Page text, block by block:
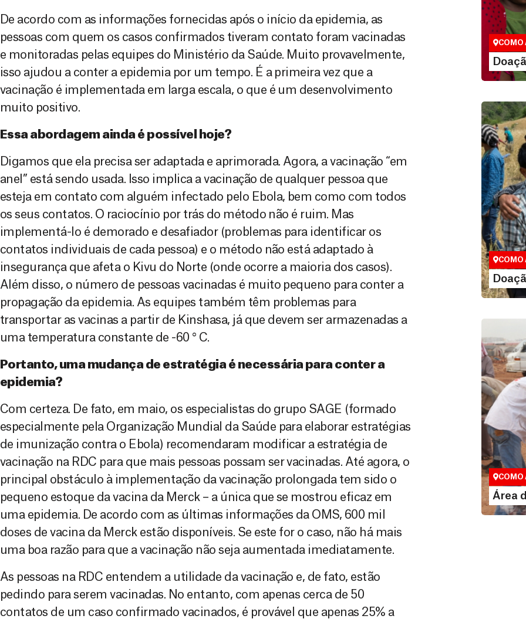
De acordo com as informações fornecidas após o início da epidemia, as
pessoas com quem os casos confirmados tiveram contato foram vacinadas
e monitoradas pelas equipes do Ministério da Saúde. Muito provavelmente,
isso ajudou a conter a epidemia por um tempo. É a primeira vez que a
vacinação é implementada em larga escala, o que é um desenvolvimento
muito positivo.
Essa abordagem ainda é possível hoje?
Digamos que ela precisa ser adaptada e aprimorada. Agora, a vacinação “em
anel” está sendo usada. Isso implica a vacinação de qualquer pessoa que
esteja em contato com alguém infectado pelo Ebola, bem como com todos
os seus contatos. O raciocínio por trás do método não é ruim. Mas
implementá-lo é demorado e desafiador (problemas para identificar os
contatos individuais de cada pessoa) e o método não está adaptado à
insegurança que afeta o Kivu do Norte (onde ocorre a maioria dos casos).
Além disso, o número de pessoas vacinadas é muito pequeno para conter a
propagação da epidemia. As equipes também têm problemas para
transportar as vacinas a partir de Kinshasa, já que devem ser armazenadas a
uma temperatura constante de -60 ° C.
Portanto, uma mudança de estratégia é necessária para conter a
epidemia?
Com certeza. De fato, em maio, os especialistas do grupo SAGE (formado
especialmente pela Organização Mundial da Saúde para elaborar estratégias
de imunização contra o Ebola) recomendaram modificar a estratégia de
vacinação na RDC para que mais pessoas possam ser vacinadas. Até agora, o
principal obstáculo à implementação da vacinação prolongada tem sido o
pequeno estoque da vacina da Merck – a única que se mostrou eficaz em
uma epidemia. De acordo com as últimas informações da OMS, 600 mil
doses de vacina da Merck estão disponíveis. Se este for o caso, não há mais
uma boa razão para que a vacinação não seja aumentada imediatamente.
As pessoas na RDC entendem a utilidade da vacinação e, de fato, estão
pedindo para serem vacinadas. No entanto, com apenas cerca de 50
contatos de um caso confirmado vacinados, é provável que apenas 25% a
São as
que nos
vidas em
COMO
Você
maneiras,
valor que
COMO
Área
Espaço
COMO
Área